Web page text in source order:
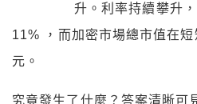
升。利率持續攀升
11% ，而加密市場總市值在
元。
究竟發生了什麼？答案清晰可